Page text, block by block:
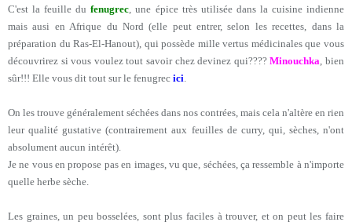
C'est la feuille dufenugrec , une épice très utilisée dans la cuisine indienne
mais ausi en Afrique du Nord (elle peut entrer, selon les recettes, dans la
préparation du Ras-El-Hanout), qui possède mille vertus médicinales que vous
découvrirez si vous voulez tout savoir chez devinez qui????Minouchka , bien
sûr!!! Elle vous dit tout sur le fenugrec ici
On les trouve généralement séchées dans nos contrées, mais cela n'altère en rien
leur qualité gustative (contrairement aux feuilles de curry, qui, sèches, n'ont
absolument aucun intérêt).
Je ne vous en propose pas en images, vu que, séchées, ça ressemble à n'importe
quelle herbe sèche.
Les graines, un peu bosselées, sont plus faciles à trouver, et on peut les faire